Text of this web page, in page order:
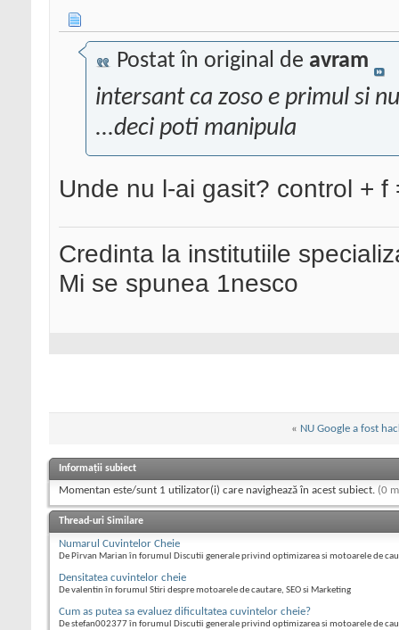
Postat în original de avram
intersant ca zoso e primul si
...deci poti manipula
Unde nu l-ai gasit? control +
Credinta la institutiile
Mi se spunea 1nesco
« NU Google a fost
Informații subiect
Momentan este/sunt 1 utilizator(i) care navighează în acest subiect. (0
Thread-uri Similare
Numarul Cuvintelor Cheie
De Pîrvan Marian în forumul Discutii generale privind optimizarea si motoarele de
Densitatea cuvintelor cheie
De valentin în forumul Stiri despre motoarele de cautare, SEO si Marketing
Cum as putea sa evaluez dificultatea cuvintelor cheie?
De stefan002377 în forumul Discutii generale privind optimizarea si motoarele de